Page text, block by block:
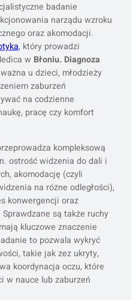
badanie
narządu wzroku
oraz akomodacji.
, który prowadzi
w Błoniu. Diagnoza
u dzieci, młodzieży
zaburzeń
na codzienne
pracę czy komfort
kompleksową
ostrość widzenia do dali i
akomodację (czyli
na różne odległości),
konwergencji oraz
są także ruchy
kluczowe znaczenie
to pozwala wykryć
takie jak zez ukryty,
koordynacja oczu, które
w nauce lub zaburzeń